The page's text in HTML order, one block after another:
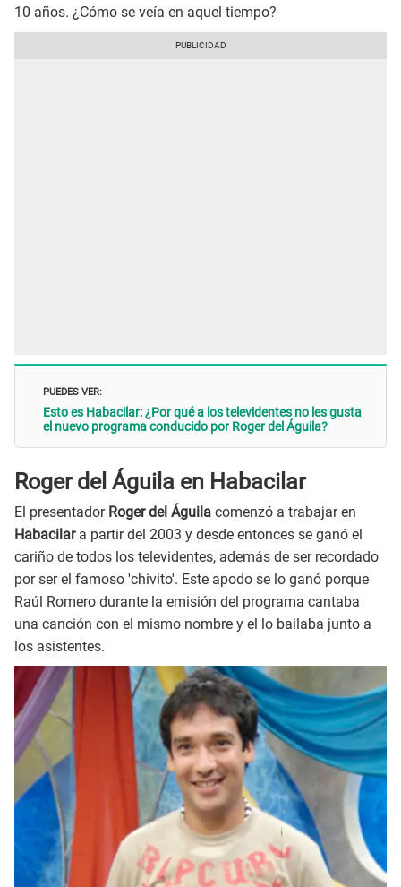
10 años. ¿Cómo se veía en aquel tiempo?
PUEDES VER:
Esto es Habacilar: ¿Por qué a los televidentes no les gusta
el nuevo programa conducido por Roger del Águila?
Roger del Águila en Habacilar
El presentador Roger del Águila comenzó a trabajar en
Habacilara partir del 2003 y desde entonces se ganó el
cariño de todos los televidentes, además de ser recordado
por ser el famoso 'chivito'. Este apodo se lo ganó porque
Raúl Romero durante la emisión del programa cantaba
una canción con el mismo nombre y el lo bailaba junto a
los asistentes.